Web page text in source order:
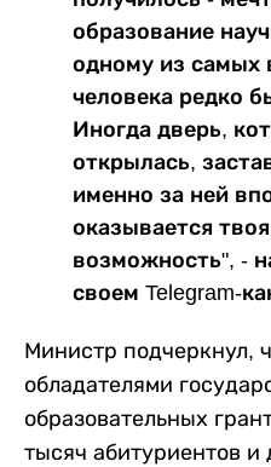
образование
одному из самых
человека редко
Иногда дверь,
открылась,
именно за ней
оказывается
возможность", -
своем Telegram-
Министр подчеркнул,
обладателями
образовательных
тысяч абитуриентов и